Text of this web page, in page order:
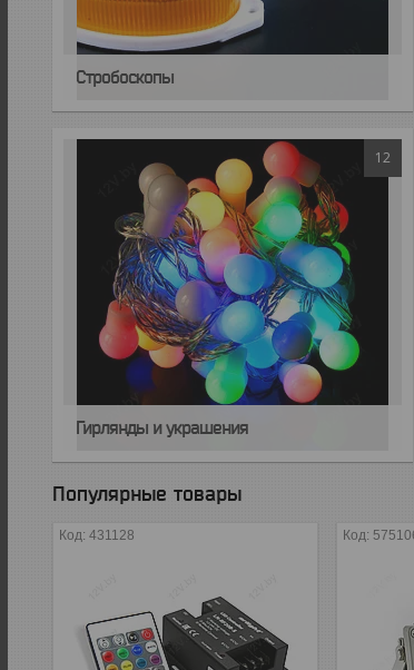
Стробоскопы
12
Гирлянды и украшения
Популярные товары
431128